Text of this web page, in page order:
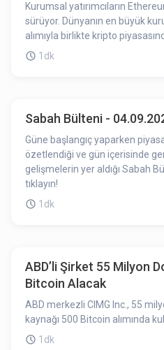
Kurumsal yatırımcıların
sürüyor. Dünyanın en büyük
alımıyla birlikte kripto
1dk
Sabah Bülteni -
Güne başlangıç yaparken
özetlendiği ve gün içerisinde
gelişmelerin yer aldığı Sabah
tıklayın!
1dk
ABD’li Şirket 55 Milyon
Bitcoin Alacak
ABD merkezli CIMG Inc., 55
kaynağı 500 Bitcoin alımında
1dk